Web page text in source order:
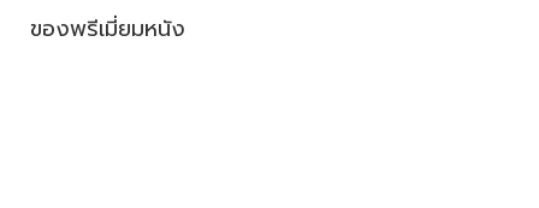
ของพรีเมี่ยมหนัง